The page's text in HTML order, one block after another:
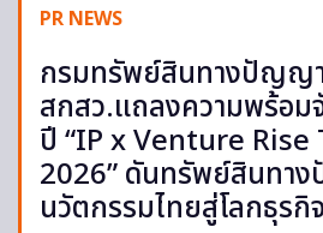
PR NEWS
กรมทรัพย์สินทางปัญญ
สกสว.แถลงความพร้อม
ปี “IP x Venture
2026” ดันทรัพย์สินทา
นวัตกรรมไทยสู่โลกธุรกิ